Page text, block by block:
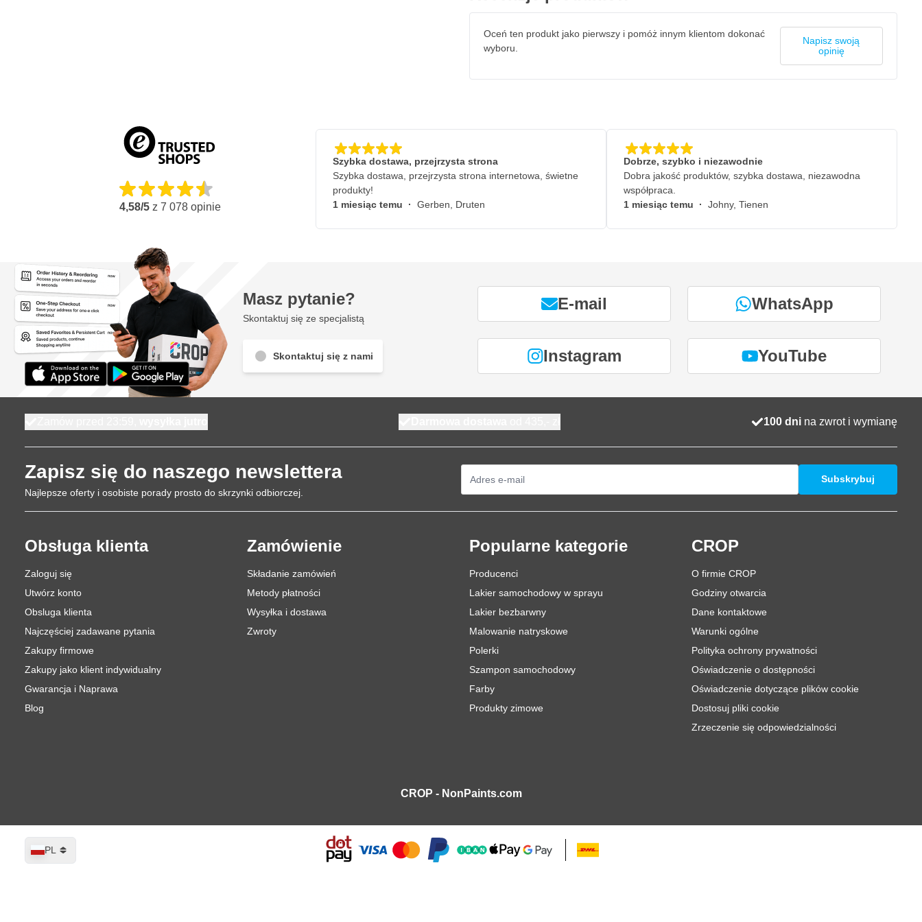
Kabel zasilający o długości 1,75 metra
Oceń ten produkt jako pierwszy i pomóż innym klientom dokonać
wyboru.
Napisz swoją
opinię
4,58/5 z 7 078 opinie
Szybka dostawa, przejrzysta strona
Szybka dostawa, przejrzysta strona internetowa, świetne
produkty!
1 miesiąc temu · Gerben, Druten
Dobrze, szybko i niezawodnie
Dobra jakość produktów, szybka dostawa, niezawodna
współpraca.
1 miesiąc temu · Johny, Tienen
Masz pytanie?
Skontaktuj się ze specjalistą
Skontaktuj się z nami
E-mail WhatsApp
Instagram YouTube
100 dni na zwrot i wymianę
Zapisz się do naszego newslettera
Najlepsze oferty i osobiste porady prosto do skrzynki odbiorczej.
Subskrybuj
Obsługa klienta
Zaloguj się
Utwórz konto
Obsluga klienta
Najczęściej zadawane pytania
Zakupy firmowe
Zakupy jako klient indywidualny
Gwarancja i Naprawa
Blog
Zamówienie
Składanie zamówień
Metody płatności
Wysyłka i dostawa
Zwroty
Popularne kategorie
Producenci
Lakier samochodowy w sprayu
Lakier bezbarwny
Malowanie natryskowe
Polerki
Szampon samochodowy
Farby
Produkty zimowe
CROP
O firmie CROP
Godziny otwarcia
Dane kontaktowe
Warunki ogólne
Polityka ochrony prywatności
Oświadczenie o dostępności
Oświadczenie dotyczące plików cookie
Dostosuj pliki cookie
Zrzeczenie się odpowiedzialności
CROP - NonPaints.com
Język
PL